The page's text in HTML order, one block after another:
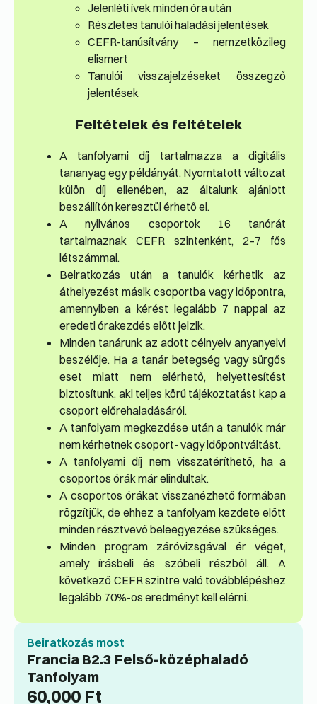
Jelenléti ívek minden óra után
Részletes tanulói haladási jelentések
CEFR-tanúsítvány – nemzetközileg
elismert
Tanulói visszajelzéseket összegző
jelentések
Feltételek és feltételek
A tanfolyami díj tartalmazza a digitális
tananyag egy példányát. Nyomtatott változat
külön díj ellenében, az általunk ajánlott
beszállítón keresztül érhető el.
A nyilvános csoportok 16 tanórát
tartalmaznak CEFR szintenként, 2–7 fős
létszámmal.
Beiratkozás után a tanulók kérhetik az
áthelyezést másik csoportba vagy időpontra,
amennyiben a kérést legalább 7 nappal az
eredeti órakezdés előtt jelzik.
Minden tanárunk az adott célnyelv anyanyelvi
beszélője. Ha a tanár betegség vagy sürgős
eset miatt nem elérhető, helyettesítést
biztosítunk, aki teljes körű tájékoztatást kap a
csoport előrehaladásáról.
A tanfolyam megkezdése után a tanulók már
nem kérhetnek csoport- vagy időpontváltást.
A tanfolyami díj nem visszatéríthető, ha a
csoportos órák már elindultak.
A csoportos órákat visszanézhető formában
rögzítjük, de ehhez a tanfolyam kezdete előtt
minden résztvevő beleegyezése szükséges.
Minden program záróvizsgával ér véget,
amely írásbeli és szóbeli részből áll. A
következő CEFR szintre való továbblépéshez
legalább 70%-os eredményt kell elérni.
Beiratkozás most
Francia B2.3 Felső-középhaladó
Tanfolyam
60,000 Ft